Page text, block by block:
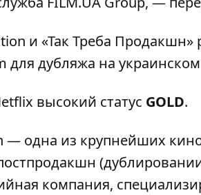
и «Так Треба
для дубляжа на
высокий статус GOLD.
— одна из крупнейших
компания,